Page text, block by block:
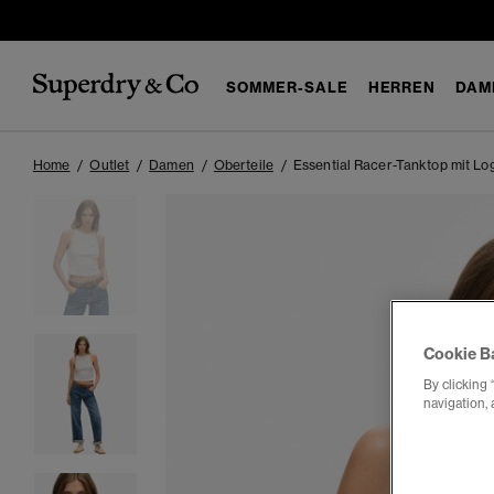
SOMMER-SALE HERREN
Home Outlet Damen Oberteile Essential Racer-Tanktop mit
Cookie
By clicking
navigation,